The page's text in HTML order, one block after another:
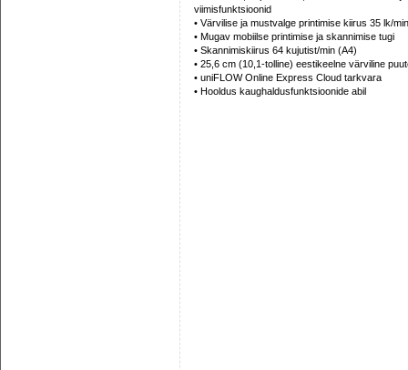
viimisfunktsioonid
• Värvilise ja mustvalge printimise kiirus 35 lk/
• Mugav mobiilse printimise ja skannimise tugi
• Skannimiskiirus 64 kujutist/min (A4)
• 25,6 cm (10,1-tolline) eestikeelne värviline
• uniFLOW Online Express Cloud tarkvara
• Hooldus kaughaldusfunktsioonide abil